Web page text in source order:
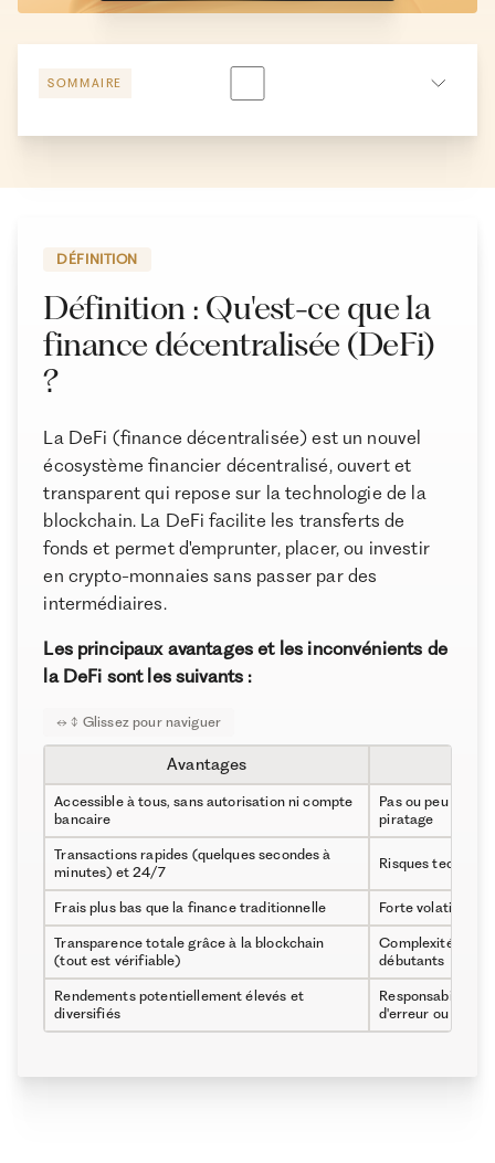
SOMMAIRE
Comment fonctionne la finance décentralisée ?
décentralisée en 2026
Les performances et les rendements de la finance
décentralisée
France
Le cadre fiscal de la DeFi en France
Les frais de la finance décentralisée
Les risques de la finance décentralisée
Comment intégrer la finance décentralisée à votre
stratégie patrimoniale ?
Comment investir dans la finance décentralisée ?
Les meilleurs outils et protocoles de la finance
décentralisée
Le marché crypto et la finance décentralisée en
2026
Conclusion
Glossaire de la Finance Décentralisée (DeFi)
À propos de Ramify
Ramify est l’alternative digitale à la banque privée.
Pour une clientèle exigeante, nous combinons
expertise patrimoniale, technologie et sélection
rigoureuse des meilleurs produits du marché, dans
une logique de performance à long terme.
DÉFINITION
Définition : Qu'est-ce que la
finance décentralisée (DeFi)
?
La DeFi (finance décentralisée) est un nouvel
écosystème financier décentralisé, ouvert et
transparent qui repose sur la technologie de la
blockchain. La DeFi facilite les transferts de
fonds et permet d'emprunter, placer, ou investir
en crypto-monnaies sans passer par des
intermédiaires.
Les principaux avantages et les inconvénients de
la DeFi sont les suivants :
Avantages
Accessible à tous, sans autorisation ni compte
bancaire
Pas ou peu de
piratage
Transactions rapides (quelques secondes à
minutes) et 24/7
Risques
Frais plus bas que la finance traditionnelle Forte volatilité
Transparence totale grâce à la blockchain
(tout est vérifiable)
Complexité
débutants
Rendements potentiellement élevés et
diversifiés
Responsabilité
d'erreur ou de